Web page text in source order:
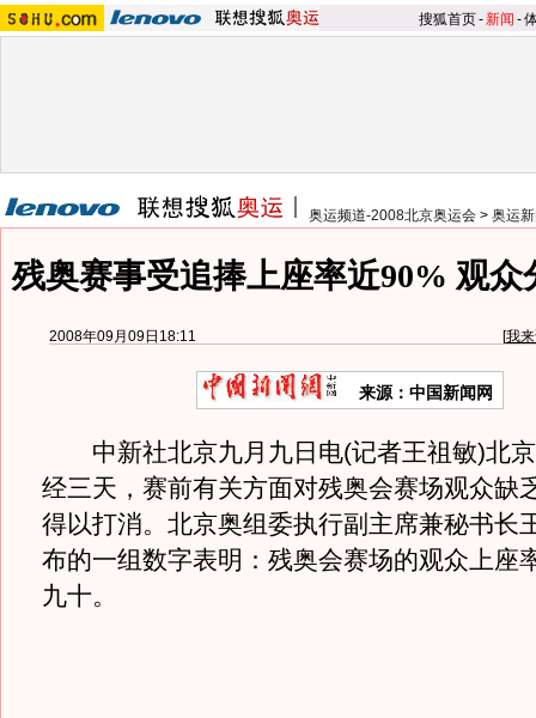
搜狐首页-新闻 -
奥运频道-2008北京奥运会 > 奥运
残奥赛事受追捧上座率近90% 观众
2008年09月09日18:11 [我
来源：中国新闻网
中新社北京九月九日电(记者王祖敏)北京
经三天，赛前有关方面对残奥会赛场观众缺
得以打消。北京奥组委执行副主席兼秘书长
布的一组数字表明：残奥会赛场的观众上座
九十。